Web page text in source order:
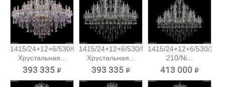
1415/24+12+6/530/G
Хрустальная...
393 335 ₽
1415/24+12+6/530/Ni
Хрустальная...
393 335 ₽
1415/24+12+6/530/XL-
210/Ni...
413 000 ₽